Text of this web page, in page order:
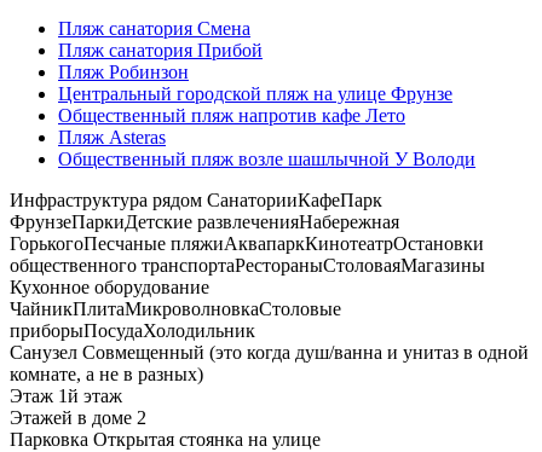
Пляж санатория Смена
Пляж санатория Прибой
Пляж Робинзон
Центральный городской пляж на улице Фрунзе
Общественный пляж напротив кафе Лето
Пляж Asteras
Общественный пляж возле шашлычной У Володи
Инфраструктура рядом СанаторииКафеПарк
ФрунзеПаркиДетские развлеченияНабережная
ГорькогоПесчаные пляжиАквапаркКинотеатрОстановки
общественного транспортаРестораныСтоловаяМагазины
Кухонное оборудование
ЧайникПлитаМикроволновкаСтоловые
приборыПосудаХолодильник
Санузел Совмещенный (это когда душ/ванна и унитаз в одной
комнате, а не в разных)
Этаж 1й этаж
Этажей в доме 2
Парковка Открытая стоянка на улице